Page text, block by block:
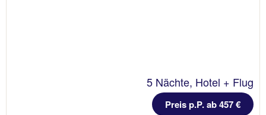
5 Nächte, Hotel + Flug
Preis p.P. ab 457 €